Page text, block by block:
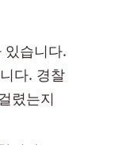
있습니다.
다. 경찰
렸는지